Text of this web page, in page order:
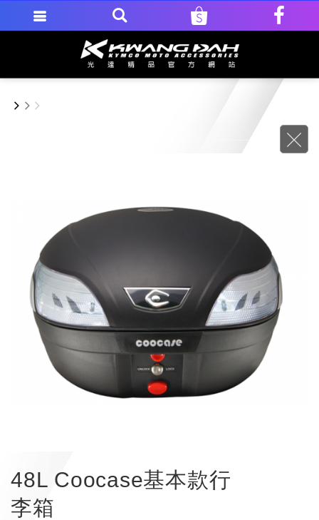
48L Coocase基本款行
李箱